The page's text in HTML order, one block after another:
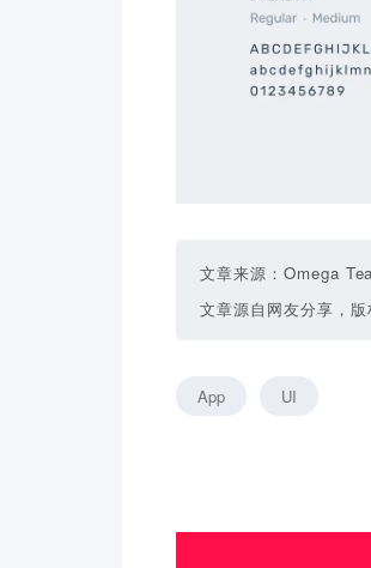
文章来源：Omega
文章源自网友分享，版
App UI